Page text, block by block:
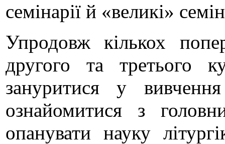
семінарії й «великі»
Упродовж кількох
другого та третього
зануритися у
ознайомитися з
опанувати науку